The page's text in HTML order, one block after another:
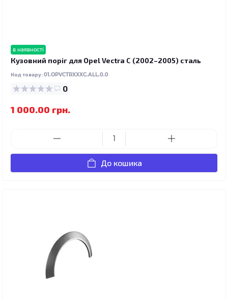
в наявності
Кузовний поріг для Opel Vectra C (2002–2005) сталь
Код товару:01.OPVCTRXXXC.ALL.0.0
0
1 000.00 грн.
До кошика